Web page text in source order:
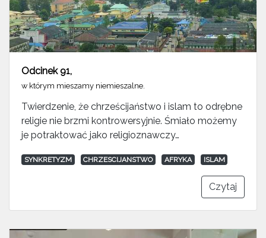
Odcinek 91,
w którym mieszamy niemieszalne.
Twierdzenie, że chrześcijaństwo i islam to odrębne
religie nie brzmi kontrowersyjnie. Śmiało możemy
je potraktować jako religioznawczy…
SYNKRETYZM CHRZESCIJANSTWO AFRYKA ISLAM
Czytaj